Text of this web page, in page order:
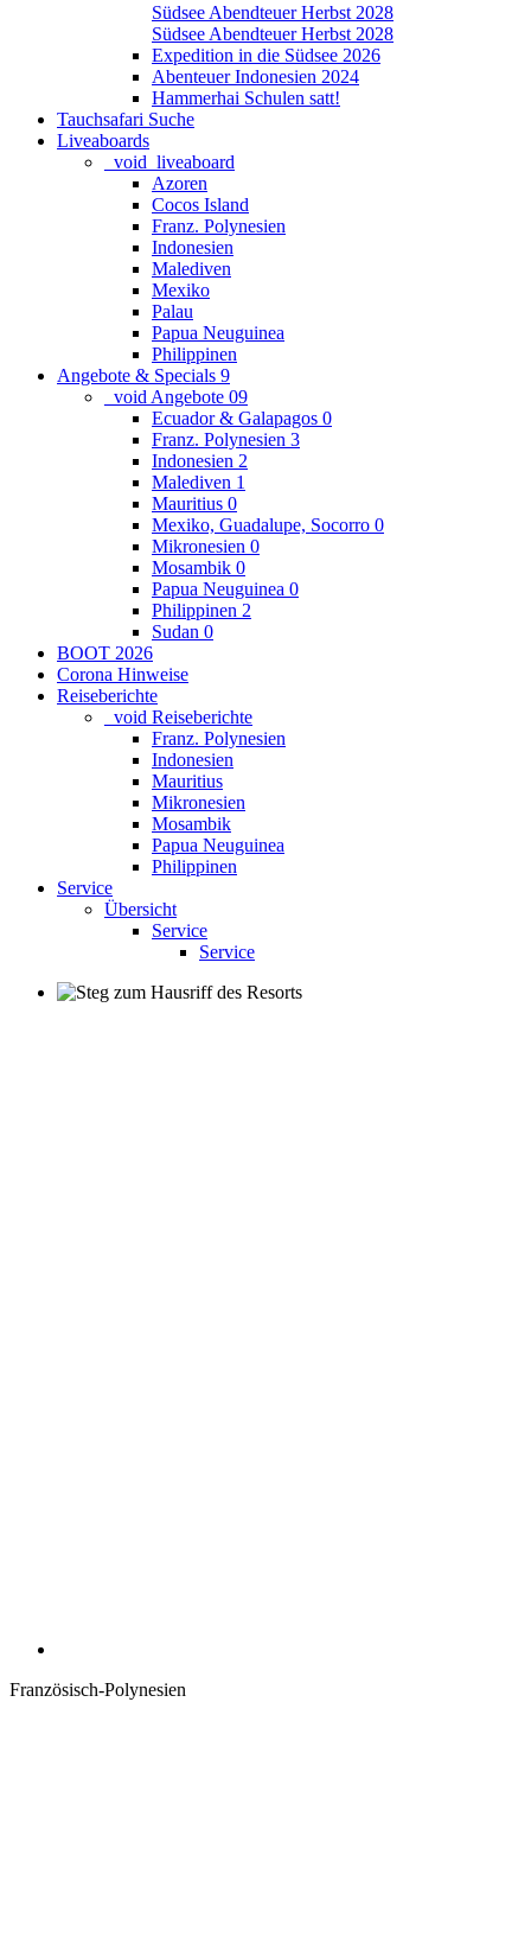
Südsee Abendteuer Herbst 2028
Südsee Abendteuer Herbst 2028
Expedition in die Südsee 2026
Abenteuer Indonesien 2024
Hammerhai Schulen satt!
Tauchsafari Suche
Liveaboards
_void_liveaboard
Azoren
Cocos Island
Franz. Polynesien
Indonesien
Malediven
Mexiko
Palau
Papua Neuguinea
Philippinen
Angebote & Specials 9
_void Angebote 09
Ecuador & Galapagos 0
Franz. Polynesien 3
Indonesien 2
Malediven 1
Mauritius 0
Mexiko, Guadalupe, Socorro 0
Mikronesien 0
Mosambik 0
Papua Neuguinea 0
Philippinen 2
Sudan 0
BOOT 2026
Corona Hinweise
Reiseberichte
_void Reiseberichte
Franz. Polynesien
Indonesien
Mauritius
Mikronesien
Mosambik
Papua Neuguinea
Philippinen
Service
Übersicht
Service
Service
Französisch-Polynesien